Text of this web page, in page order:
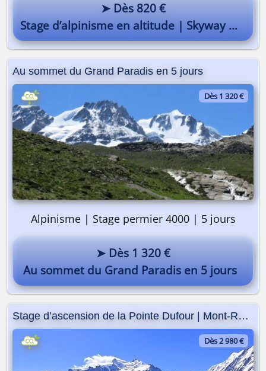
➤ Dès 820 €
Stage d’alpinisme en altitude | Skyway Monte-Bianco
Au sommet du Grand Paradis en 5 jours
Dès 1 320 €
Alpinisme | Stage permier 4000 | 5 jours
➤ Dès 1 320 €
Au sommet du Grand Paradis en 5 jours
Stage d’ascension de la Pointe Dufour | Mont-Rose
Dès 2 980 €